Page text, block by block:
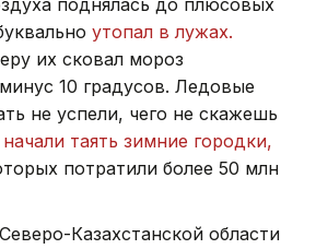
поднялась до плюсовых
утопал в лужах.
их сковал мороз
10 градусов. Ледовые
не успели, чего не скажешь
начали таять зимние городки,
потратили более 50 млн
Казахстанской области